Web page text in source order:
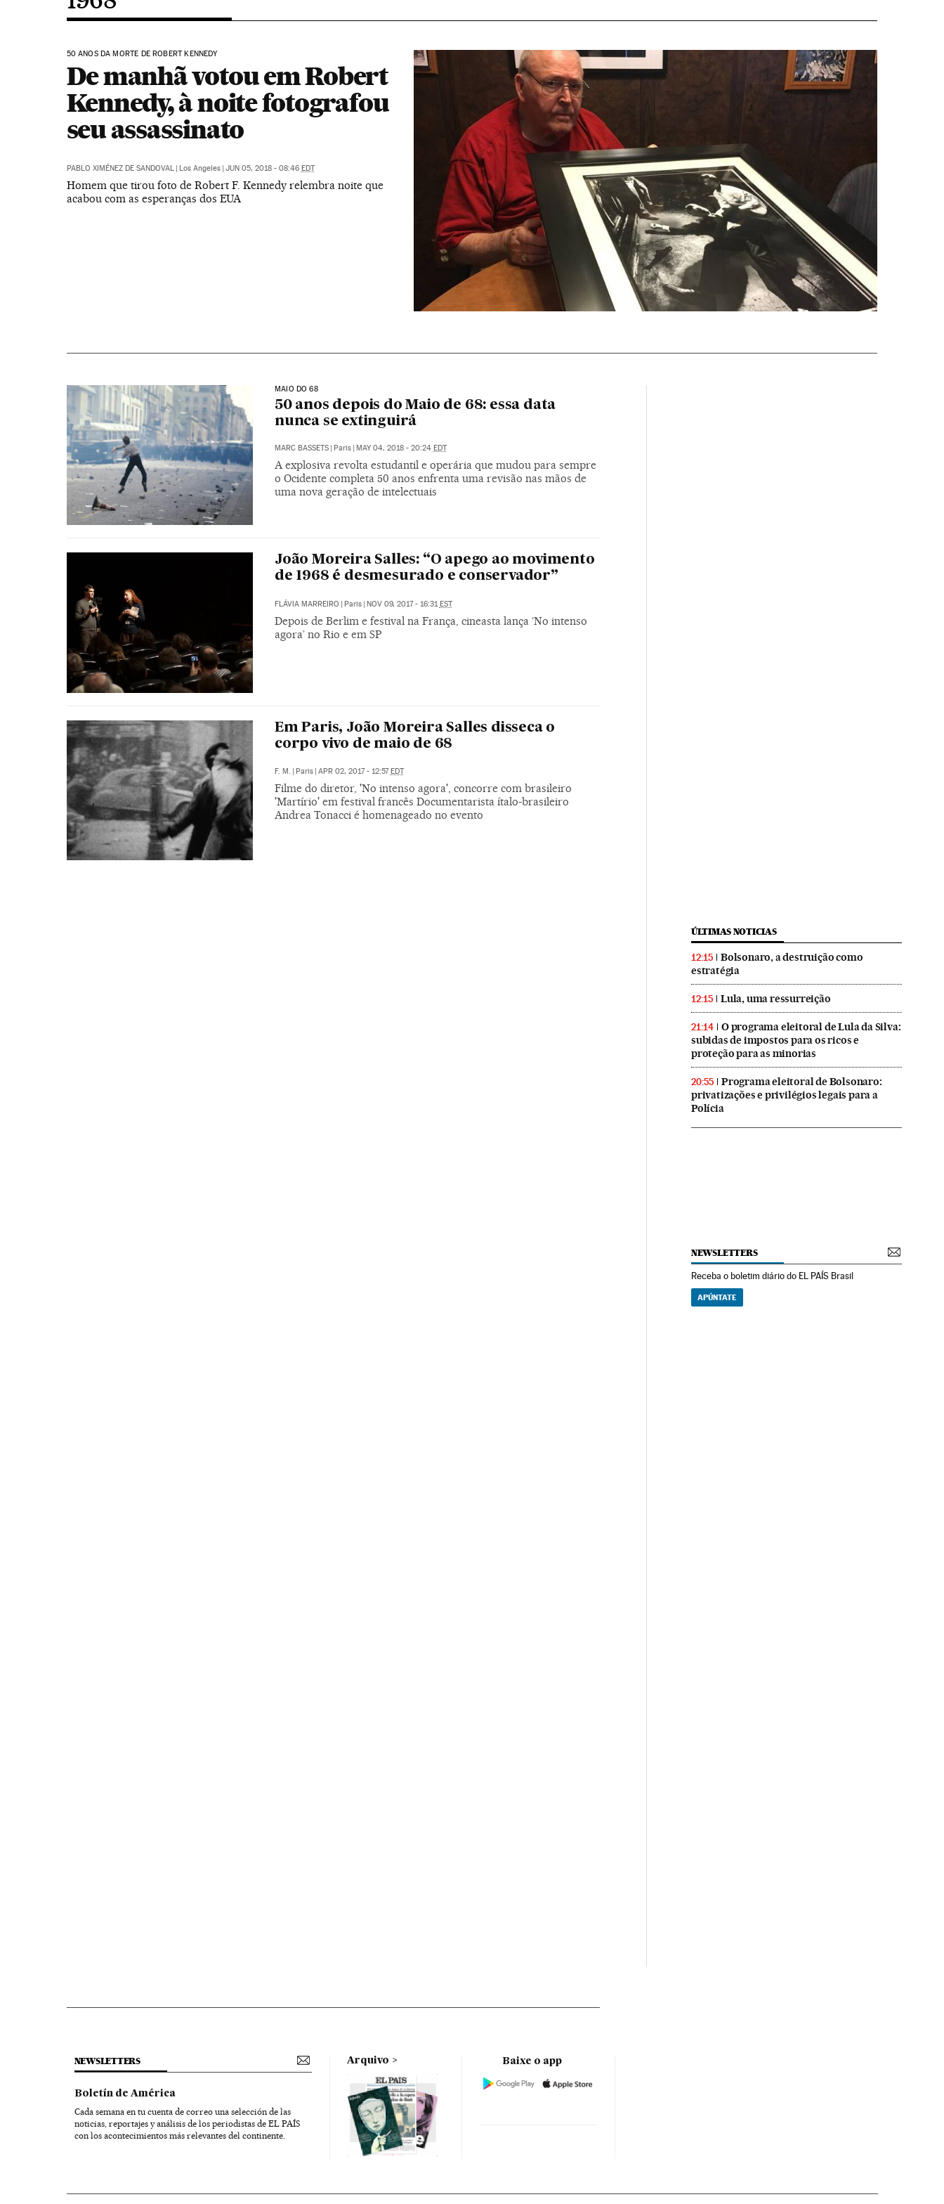
50 ANOS DA MORTE DE ROBERT KENNEDY
De manhã votou em Robert
Kennedy, à noite fotografou
seu assassinato
PABLO XIMÉNEZ DE SANDOVAL | Los Angeles | JUN 05, 2018 - 08:46 EDT
Homem que tirou foto de Robert F. Kennedy relembra noite que
acabou com as esperanças dos EUA
MAIO DO 68
50 anos depois do Maio de 68: essa data
nunca se extinguirá
MARC BASSETS | Paris | MAY 04, 2018 - 20:24 EDT
A explosiva revolta estudantil e operária que mudou para sempre
o Ocidente completa 50 anos enfrenta uma revisão nas mãos de
uma nova geração de intelectuais
João Moreira Salles: “O apego ao movimento
de 1968 é desmesurado e conservador”
FLÁVIA MARREIRO | Paris | NOV 09, 2017 - 16:31EST
Depois de Berlim e festival na França, cineasta lança ‘No intenso
agora’ no Rio e em SP
Em Paris, João Moreira Salles disseca o
corpo vivo de maio de 68
F. M. | Paris | APR 02, 2017 - 12:57EDT
Filme do diretor, 'No intenso agora', concorre com brasileiro
'Martírio' em festival francês Documentarista ítalo-brasileiro
Andrea Tonacci é homenageado no evento
ÚLTIMAS NOTICIAS
12:15
Bolsonaro, a destruição como
estratégia
12:15 Lula, uma ressurreição
21:14
O programa eleitoral de Lula da Silva:
subidas de impostos para os ricos e
proteção para as minorias
20:55
Programa eleitoral de Bolsonaro:
privatizações e privilégios legais para a
Polícia
NEWSLETTERS
Receba o boletim diário do EL PAÍS Brasil
APÚNTATE
NEWSLETTERS
Boletín de América
Cada semana en tu cuenta de correo una selección de las
noticias, reportajes y análisis de los periodistas de EL PAÍS
con los acontecimientos más relevantes del continente.
Arquivo Baixe o app